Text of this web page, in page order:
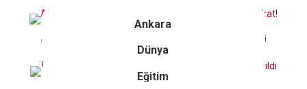
Ankara
Dünya
Eğitim